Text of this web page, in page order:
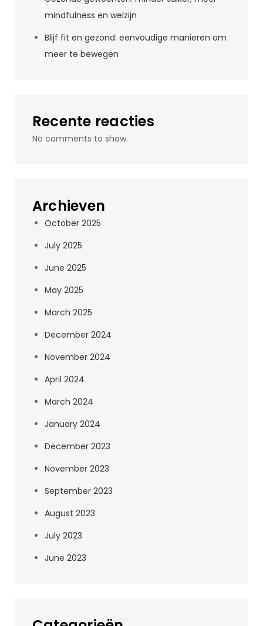
mindfulness en welzijn
Blijf fit en gezond: eenvoudige manieren om
meer te bewegen
Recente reacties
No comments to show.
Archieven
October 2025
July 2025
June 2025
May 2025
March 2025
December 2024
November 2024
April 2024
March 2024
January 2024
December 2023
November 2023
September 2023
August 2023
July 2023
June 2023